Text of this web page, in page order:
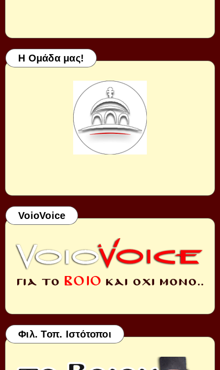
Η Ομάδα μας!
VoioVoice
Φιλ. Τοπ. Ιστότοποι